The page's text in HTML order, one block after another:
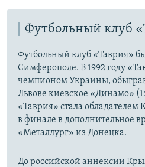
Футбольный клуб
Футбольный клуб «Таврия»
Симферополе. В 1992 году
чемпионом Украины,
Львове киевское «Динамо»
«Таврия» стала
в финале в дополнительное
«Металлург» из Донецка.
До российской аннексии